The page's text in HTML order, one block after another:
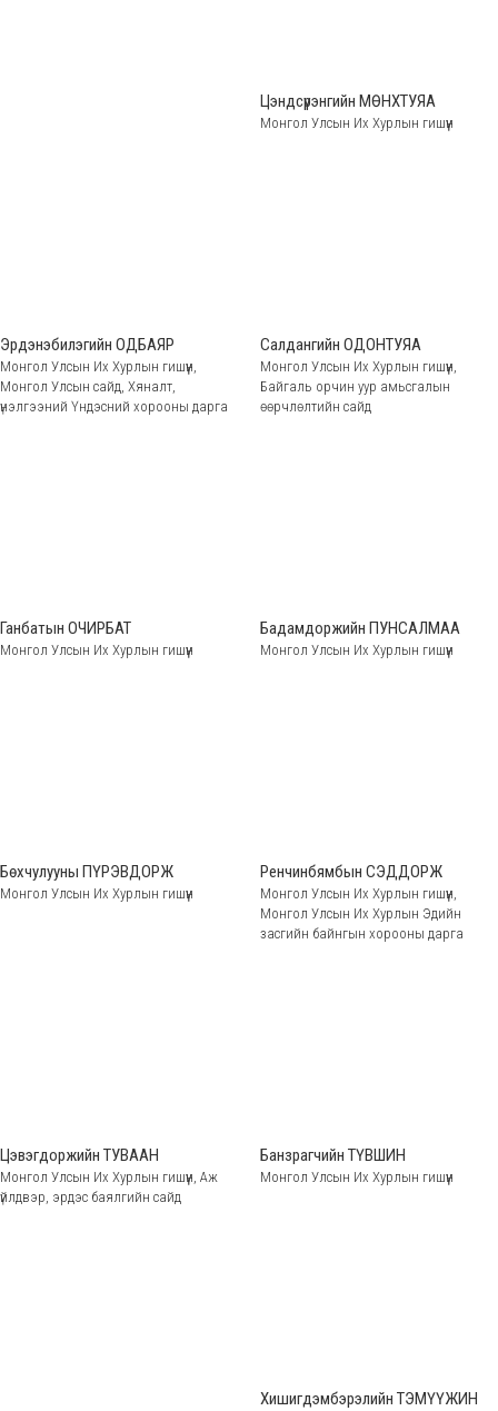
Цэндсүрэнгийн МӨНХТУЯА
Монгол Улсын Их Хурлын гишүүн
Эрдэнэбилэгийн ОДБАЯР
Монгол Улсын Их Хурлын гишүүн,
Монгол Улсын сайд, Хяналт,
үнэлгээний Үндэсний хорооны дарга
Салдангийн ОДОНТУЯА
Монгол Улсын Их Хурлын гишүүн,
Байгаль орчин уур амьсгалын
өөрчлөлтийн сайд
Ганбатын ОЧИРБАТ
Монгол Улсын Их Хурлын гишүүн
Бадамдоржийн ПУНСАЛМАА
Монгол Улсын Их Хурлын гишүүн
Бөхчулууны ПҮРЭВДОРЖ
Монгол Улсын Их Хурлын гишүүн
Ренчинбямбын СЭДДОРЖ
Монгол Улсын Их Хурлын гишүүн,
Монгол Улсын Их Хурлын Эдийн
засгийн байнгын хорооны дарга
Цэвэгдоржийн ТУВААН
Монгол Улсын Их Хурлын гишүүн, Аж
үйлдвэр, эрдэс баялгийн сайд
Банзрагчийн ТҮВШИН
Монгол Улсын Их Хурлын гишүүн
Хишигдэмбэрэлийн ТЭМҮҮЖИН